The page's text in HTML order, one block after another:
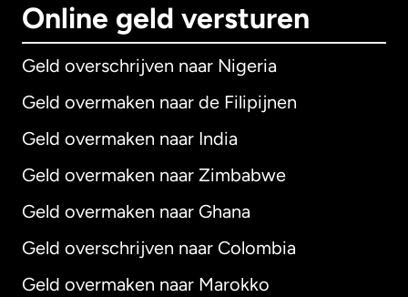
Online geld versturen
Geld overschrijven naar Nigeria
Geld overmaken naar de Filipijnen
Geld overmaken naar India
Geld overmaken naar Zimbabwe
Geld overmaken naar Ghana
Geld overschrijven naar Colombia
Geld overmaken naar Marokko